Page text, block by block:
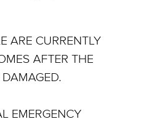
ARE CURRENTLY
AFTER THE
EMERGENCY